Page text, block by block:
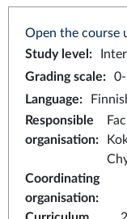
Open the course
Study level :
Grading scale:
Language:
Responsible
organisation:
Coordinating
organisation: